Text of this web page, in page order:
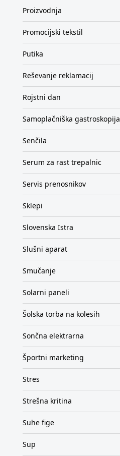
Proizvodnja
Promocijski tekstil
Putika
Reševanje reklamacij
Rojstni dan
Samoplačniška gastroskopija
Senčila
Serum za rast trepalnic
Servis prenosnikov
Sklepi
Slovenska Istra
Slušni aparat
Smučanje
Solarni paneli
Šolska torba na kolesih
Sončna elektrarna
Športni marketing
Stres
Strešna kritina
Suhe fige
Sup